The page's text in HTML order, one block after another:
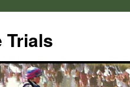
Trials